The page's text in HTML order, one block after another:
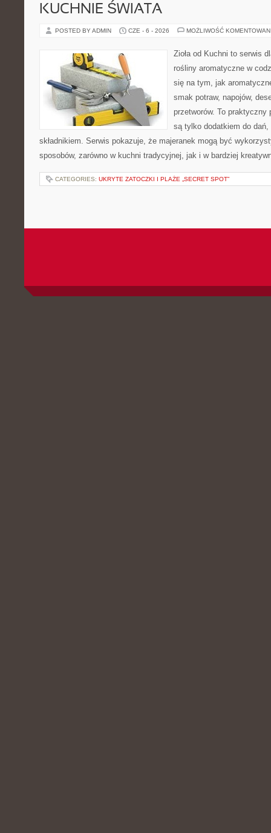
KUCHNIE ŚWIATA
POSTED BY ADMIN CZE - 6 - 2026 MOŻLIWOŚĆ
Zioła od Kuchni to serwis
rośliny aromatyczne w
się na tym, jak
smak potraw, napojów,
przetworów. To praktyczny
są tylko dodatkiem do
składnikiem. Serwis pokazuje, że majeranek mogą być
sposobów, zarówno w kuchni tradycyjnej, jak i w bardziej
CATEGORIES: UKRYTE ZATOCZKI I PLAŻE „SECRET SPOT”